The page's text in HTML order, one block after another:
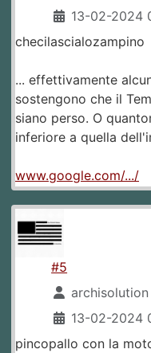
13-02-2024
checilascialozampino
... effettivamente
sostengono che il
siano perso. O
inferiore a quella
www.google.com/.../
#5
archisolution
13-02-2024
pincopallo con la